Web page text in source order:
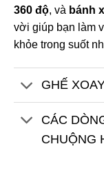
360 độ, và bánh
vời giúp bạn làm
khỏe trong suốt
GHẾ
CÁC
CHUỘNG